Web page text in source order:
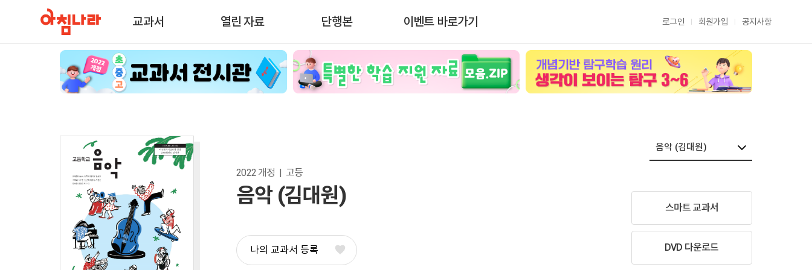
교과서 열린 자료 단행본 이벤트 바로가기 로그인 회원가입 공지사항
2022 개정  |  고등
음악 (김대원)
나의 교과서 등록
스마트 교과서
DVD 다운로드